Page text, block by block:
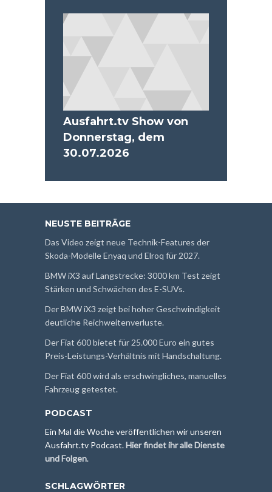
Ausfahrt.tv Show von
Donnerstag, dem
30.07.2026
NEUSTE BEITRÄGE
Das Video zeigt neue Technik-Features der
Skoda-Modelle Enyaq und Elroq für 2027.
BMW iX3 auf Langstrecke: 3000 km Test zeigt
Stärken und Schwächen des E-SUVs.
Der BMW iX3 zeigt bei hoher Geschwindigkeit
deutliche Reichweitenverluste.
Der Fiat 600 bietet für 25.000 Euro ein gutes
Preis-Leistungs-Verhältnis mit Handschaltung.
Der Fiat 600 wird als erschwingliches, manuelles
Fahrzeug getestet.
PODCAST
Ein Mal die Woche veröffentlichen wir unseren
Ausfahrt.tv Podcast.Hier findet ihr alle Dienste
und Folgen.
SCHLAGWÖRTER